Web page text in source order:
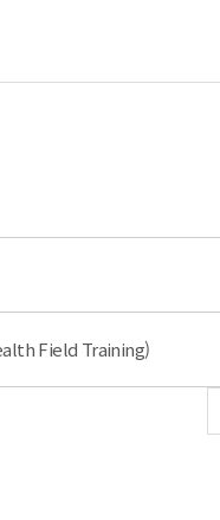
Field Training)